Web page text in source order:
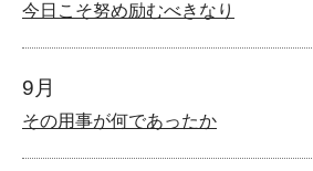
今日こそ努め励むべきなり
9月
その用事が何であったか